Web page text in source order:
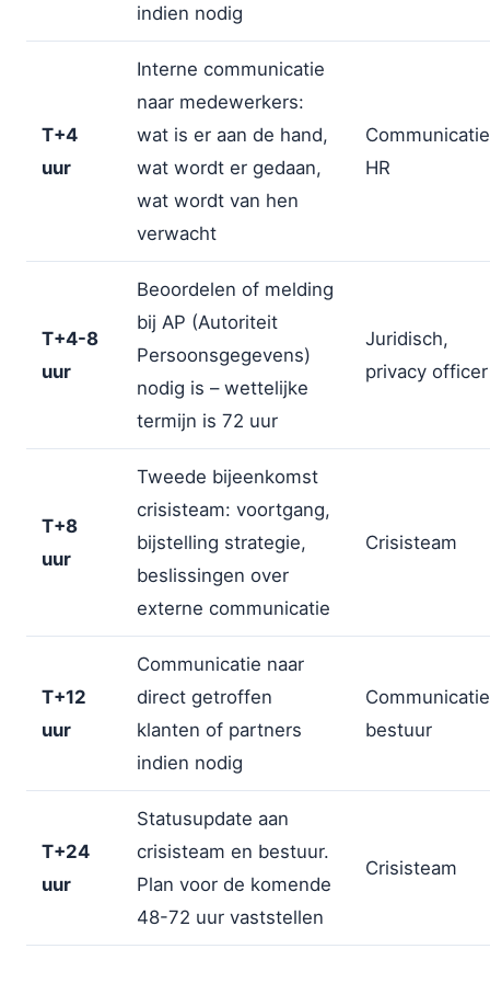
indien nodig
T+4
uur
Interne communicatie
naar medewerkers:
wat is er aan de hand,
wat wordt er gedaan,
wat wordt van hen
verwacht
HR
T+4-8
uur
Beoordelen of melding
bij AP (Autoriteit
Persoonsgegevens)
nodig is – wettelijke
termijn is 72 uur
Juridisch,
privacy officer
T+8
uur
Tweede bijeenkomst
crisisteam: voortgang,
bijstelling strategie,
beslissingen over
externe communicatie
Crisisteam
T+12
uur
Communicatie naar
direct getroffen
klanten of partners
indien nodig
bestuur
T+24
uur
Statusupdate aan
crisisteam en bestuur.
Plan voor de komende
48-72 uur vaststellen
Crisisteam